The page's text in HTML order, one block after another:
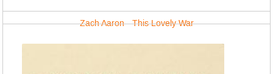
Zach Aaron - This Lovely War